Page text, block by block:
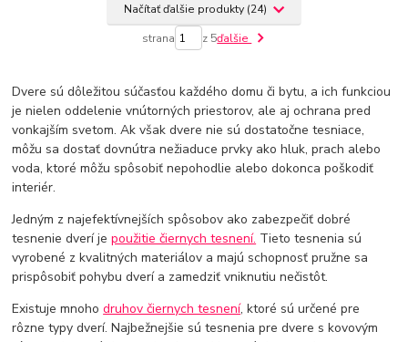
Načítať ďalšie produkty (24)
strana z 5ďalšie
Dvere sú dôležitou súčasťou každého domu či bytu, a ich funkciou
je nielen oddelenie vnútorných priestorov, ale aj ochrana pred
vonkajším svetom. Ak však dvere nie sú dostatočne tesniace,
môžu sa dostať dovnútra nežiaduce prvky ako hluk, prach alebo
voda, ktoré môžu spôsobiť nepohodlie alebo dokonca poškodiť
interiér.
Jedným z najefektívnejších spôsobov ako zabezpečiť dobré
tesnenie dverí jepoužitie čiernych tesnení. Tieto tesnenia sú
vyrobené z kvalitných materiálov a majú schopnosť pružne sa
prispôsobiť pohybu dverí a zamedziť vniknutiu nečistôt.
Existuje mnohodruhov čiernych tesnení, ktoré sú určené pre
rôzne typy dverí. Najbežnejšie sú tesnenia pre dvere s kovovým